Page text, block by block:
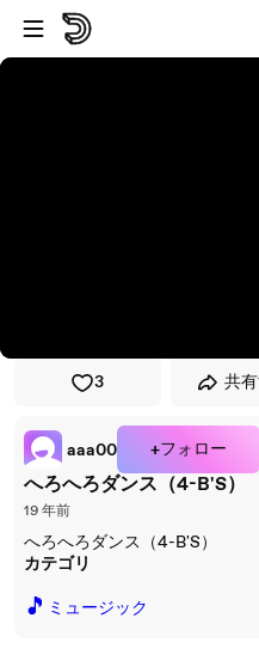
プレイヤーにスキップ
メインコンテンツにスキップ
3 共
aaa00 +フォロー
へろへろダンス（4-B'S）
19 年前
へろへろダンス（4-B'S）
カテゴリ
🎵 ミュージック